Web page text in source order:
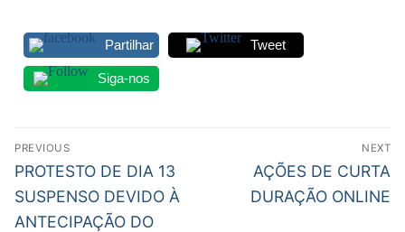
Partilhar Tweet
Siga-nos
Navegação
de
artigos
PREVIOUS
Previous
post:
PROTESTO DE DIA 13
SUSPENSO DEVIDO À
ANTECIPAÇÃO DO
NEXT
Next
post:
AÇÕES DE CURTA
DURAÇÃO ONLINE